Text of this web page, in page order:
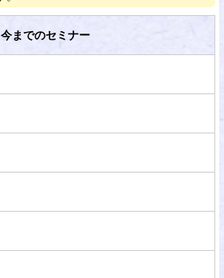
今までのセミナー